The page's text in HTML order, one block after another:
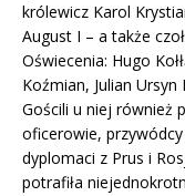
królewicz Karol
August I – a także
Oświecenia: Hugo
Koźmian, Julian Ursyn
Gościli u niej również
oficerowie,
dyplomaci z Prus i
potrafiła